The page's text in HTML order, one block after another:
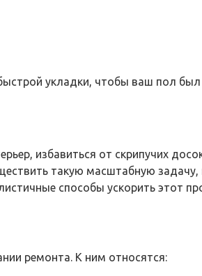
укладки, чтобы ваш пол
избавиться от скрипучих
такую масштабную задачу,
способы ускорить этот
ремонта. К ним относятся: